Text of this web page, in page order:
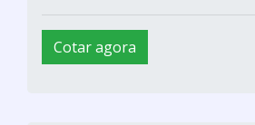
Cotar agora